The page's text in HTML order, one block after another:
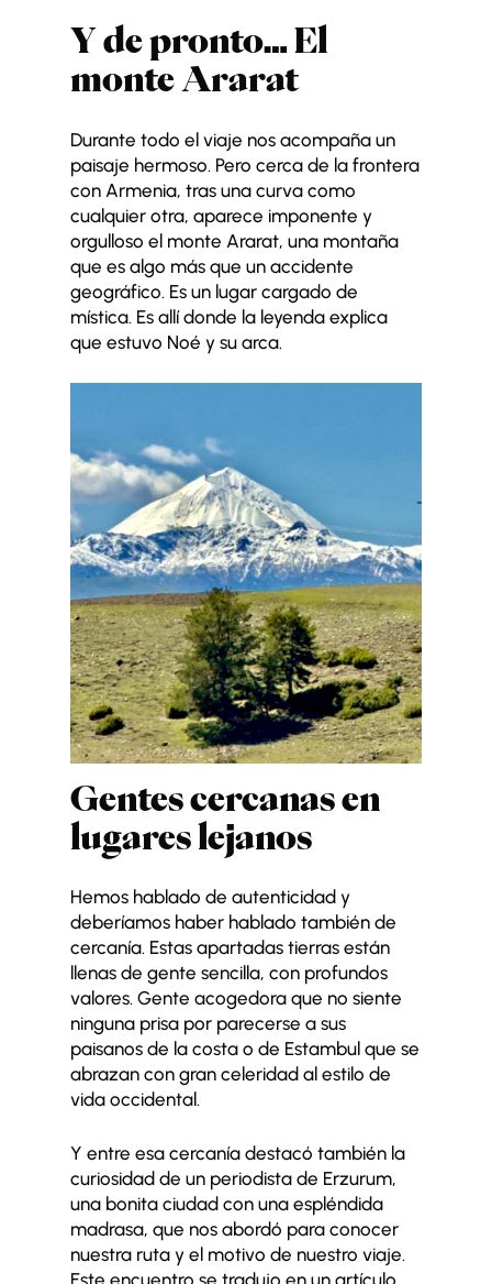
Y de pronto… El
monte Ararat
Durante todo el viaje nos acompaña un
paisaje hermoso. Pero cerca de la frontera
con Armenia, tras una curva como
cualquier otra, aparece imponente y
orgulloso el monte Ararat, una montaña
que es algo más que un accidente
geográfico. Es un lugar cargado de
mística. Es allí donde la leyenda explica
que estuvo Noé y su arca.
Gentes cercanas en
lugares lejanos
Hemos hablado de autenticidad y
deberíamos haber hablado también de
cercanía. Estas apartadas tierras están
llenas de gente sencilla, con profundos
valores. Gente acogedora que no siente
ninguna prisa por parecerse a sus
paisanos de la costa o de Estambul que se
abrazan con gran celeridad al estilo de
vida occidental.
Y entre esa cercanía destacó también la
curiosidad de un periodista de Erzurum,
una bonita ciudad con una espléndida
madrasa, que nos abordó para conocer
nuestra ruta y el motivo de nuestro viaje.
Este encuentro se tradujo en un artículo